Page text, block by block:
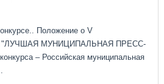
Положение о V
"ЛУЧШАЯ МУНИЦИПАЛЬНАЯ ПРЕСС-
– Российская муниципальная